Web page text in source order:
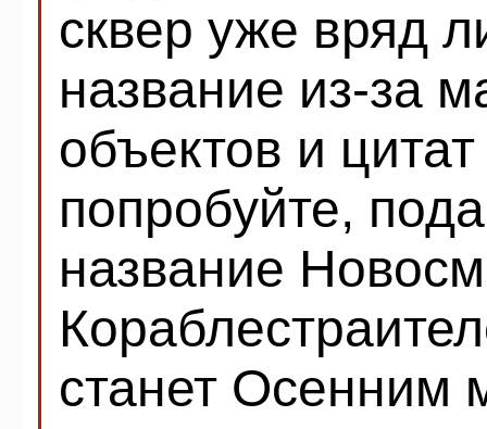
сквер уже вряд
название из-за
объектов и
попробуйте,
название
станет Осенним